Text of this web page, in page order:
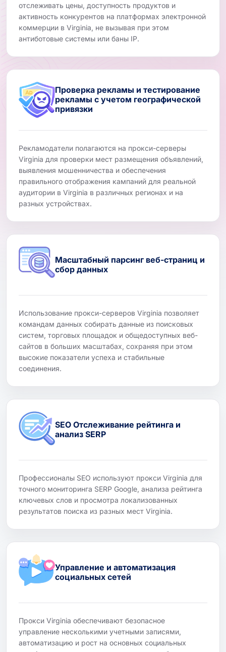
отслеживать цены, доступность продуктов и
активность конкурентов на платформах электронной
коммерции в Virginia, не вызывая при этом
антиботовые системы или баны IP.
Проверка рекламы и тестирование
рекламы с учетом географической
привязки
Рекламодатели полагаются на прокси-серверы
Virginia для проверки мест размещения объявлений,
выявления мошенничества и обеспечения
правильного отображения кампаний для реальной
аудитории в Virginia в различных регионах и на
разных устройствах.
Масштабный парсинг веб-страниц и
сбор данных
Использование прокси-серверов Virginia позволяет
командам данных собирать данные из поисковых
систем, торговых площадок и общедоступных веб-
сайтов в больших масштабах, сохраняя при этом
высокие показатели успеха и стабильные
соединения.
SEO Отслеживание рейтинга и
анализ SERP
Профессионалы SEO используют прокси Virginia для
точного мониторинга SERP Google, анализа рейтинга
ключевых слов и просмотра локализованных
результатов поиска из разных мест Virginia.
Управление и автоматизация
социальных сетей
Прокси Virginia обеспечивают безопасное
управление несколькими учетными записями,
автоматизацию и рост на основных социальных